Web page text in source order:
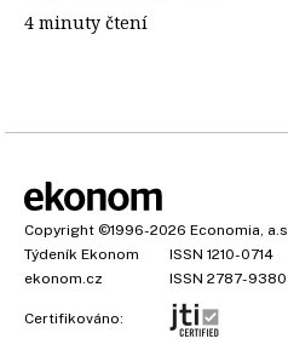
4 minuty čtení
Copyright ©1996-2026 Economia, a.s.
Týdeník Ekonom
ISSN 1210-0714
ekonom.cz
ISSN 2787-9380
Certifikováno: